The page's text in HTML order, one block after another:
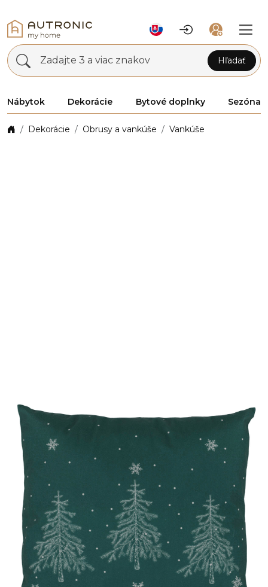
Zadajte 3 a viac znakov Hľadať
Nábytok Dekorácie Bytové doplnky Sezóna
Dekorácie Obrusy a vankúše Vankúše